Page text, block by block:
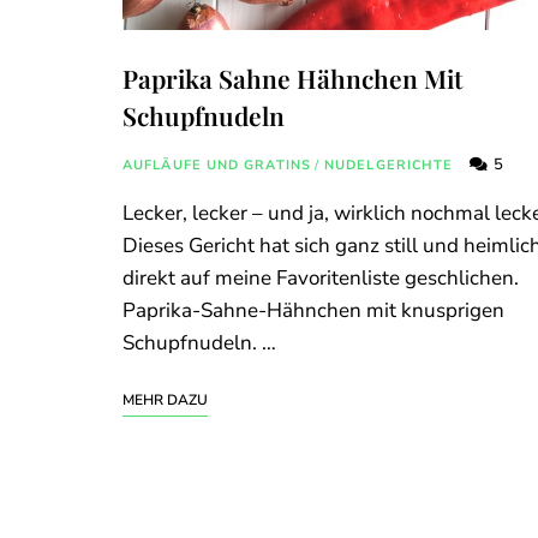
Paprika Sahne Hähnchen Mit
Schupfnudeln
AUFLÄUFE UND GRATINS / NUDELGERICHTE 5
Lecker, lecker – und ja, wirklich nochmal
Dieses Gericht hat sich ganz still und
direkt auf meine Favoritenliste geschlichen.
Paprika-Sahne-Hähnchen mit knusprigen
Schupfnudeln. …
MEHR DAZU